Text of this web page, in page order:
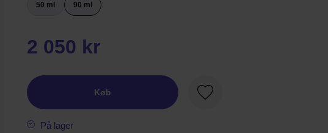
50 ml 90 ml
2 050 kr
Køb
Favorit
På lager